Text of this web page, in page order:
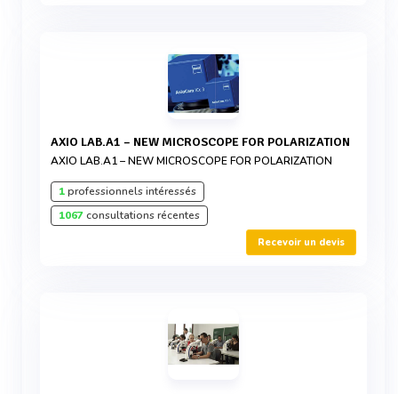
AXIO LAB.A1 – NEW MICROSCOPE FOR POLARIZATION
AXIO LAB.A1 – NEW MICROSCOPE FOR POLARIZATION
1professionnels intéressés
1067consultations récentes
Recevoir un devis